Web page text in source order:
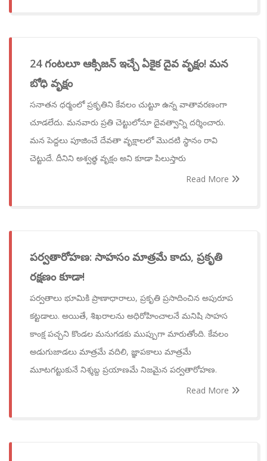
24 గంటలూ ఆక్సిజన్ ఇచ్చే ఏకైక దైవ వృక్షం! మన
బోధి వృక్షం
సనాతన ధర్మంలో ప్రకృతిని కేవలం చుట్టూ ఉన్న వాతావరణంగా
చూడలేదు. మనవారు ప్రతి చెట్టులోనూ దైవత్వాన్ని దర్శించారు.
మన పెద్దలు పూజించే దేవతా వృక్షాలలో మొదటి స్థానం రావి
చెట్టుదే. దీనిని అశ్వత్థ వృక్షం అని కూడా పిలుస్తారు
Read More
పర్వతారోహణ: సాహసం మాత్రమే కాదు, ప్రకృతి
రక్షణం కూడా!
పర్వతాలు భూమికి ప్రాణాధారాలు, ప్రకృతి ప్రసాదించిన అపురూప
కట్టడాలు. అయితే, శిఖరాలను అధిరోహించాలనే మనిషి సాహస
కాంక్ష పచ్చని కొండల మనుగడకు ముప్పుగా మారుతోంది. కేవలం
అడుగుజాడలు మాత్రమే వదిలి, జ్ఞాపకాలు మాత్రమే
మూటగట్టుకునే నిశ్శబ్ద ప్రయాణమే నిజమైన పర్వతారోహణ.
Read More